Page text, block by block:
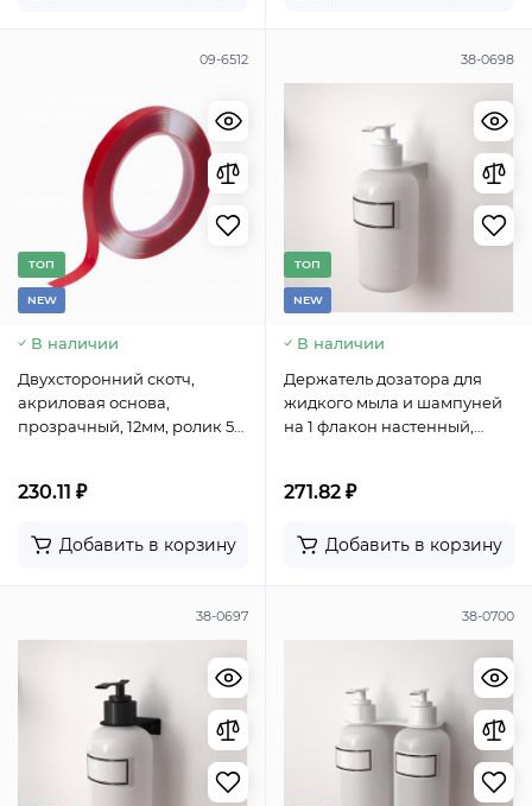
09-6512
TОП
NEW
В наличии
Двухсторонний скотч,
акриловая основа,
прозрачный, 12мм, ролик 5м
230.11 ₽
Добавить в корзину
38-0698
TОП
NEW
В наличии
Держатель дозатора для
жидкого мыла и шампуней
на 1 флакон настенный,
271.82 ₽
Добавить в корзину
38-0697 38-0700